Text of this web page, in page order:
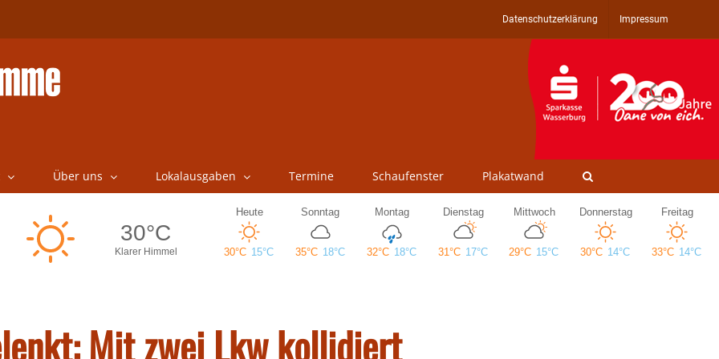
Datenschutzerklärung Impressum
Über uns Lokalausgaben Termine Schaufenster Plakatwand
Mit zwei Lkw kollidiert